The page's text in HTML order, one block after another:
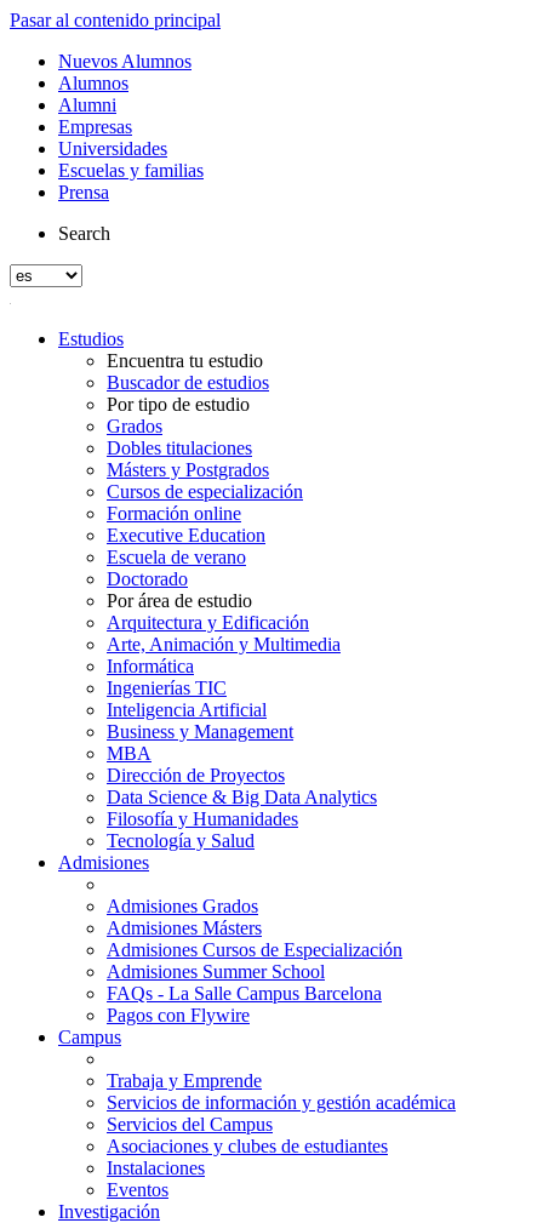
Pasar al contenido principal
Nuevos Alumnos
Alumnos
Alumni
Empresas
Universidades
Escuelas y familias
Prensa
Search
Estudios
Encuentra tu estudio
Buscador de estudios
Por tipo de estudio
Grados
Dobles titulaciones
Másters y Postgrados
Cursos de especialización
Formación online
Executive Education
Escuela de verano
Doctorado
Por área de estudio
Arquitectura y Edificación
Arte, Animación y Multimedia
Informática
Ingenierías TIC
Inteligencia Artificial
Business y Management
MBA
Dirección de Proyectos
Data Science & Big Data Analytics
Filosofía y Humanidades
Tecnología y Salud
Admisiones
Admisiones Grados
Admisiones Másters
Admisiones Cursos de Especialización
Admisiones Summer School
FAQs - La Salle Campus Barcelona
Pagos con Flywire
Campus
Trabaja y Emprende
Servicios de información y gestión académica
Servicios del Campus
Asociaciones y clubes de estudiantes
Instalaciones
Eventos
Investigación